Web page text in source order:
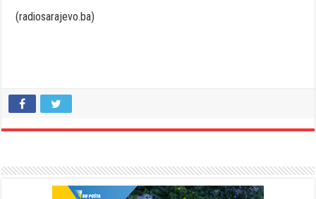
(radiosarajevo.ba)